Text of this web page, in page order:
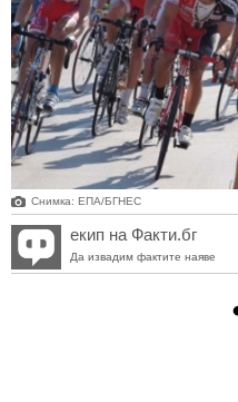
Снимка: ЕПА/БГНЕС
екип на Факти.бг
Да извадим фактите наяве